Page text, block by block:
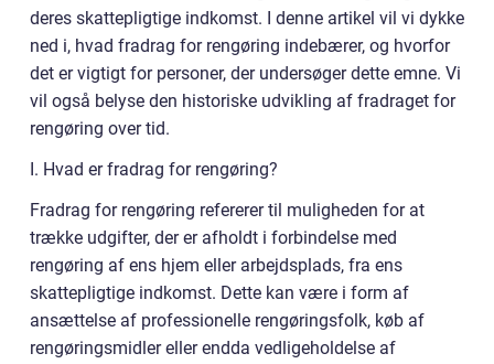
deres skattepligtige indkomst. I denne artikel vil vi dykke
ned i, hvad fradrag for rengøring indebærer, og hvorfor
det er vigtigt for personer, der undersøger dette emne. Vi
vil også belyse den historiske udvikling af fradraget for
rengøring over tid.
I. Hvad er fradrag for rengøring?
Fradrag for rengøring refererer til muligheden for at
trække udgifter, der er afholdt i forbindelse med
rengøring af ens hjem eller arbejdsplads, fra ens
skattepligtige indkomst. Dette kan være i form af
ansættelse af professionelle rengøringsfolk, køb af
rengøringsmidler eller endda vedligeholdelse af